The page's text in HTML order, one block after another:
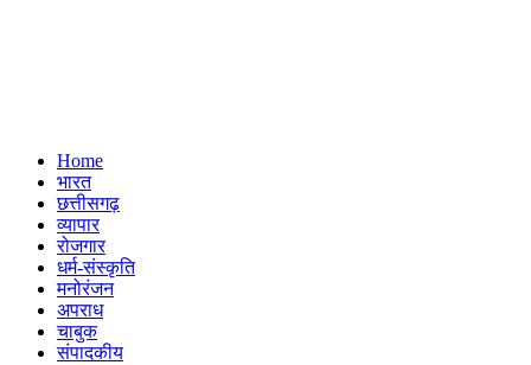
Home
भारत
छत्तीसगढ़
व्यापार
रोजगार
धर्म-संस्कृति
मनोरंजन
अपराध
चाबुक
संपादकीय